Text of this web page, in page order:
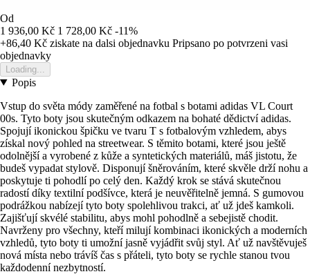
Od
1 936,00 Kč 1 728,00 Kč -11%
+86,40 Kč ziskate na dalsi objednavku Pripsano po potvrzeni vasi
objednavky
Loading...
Popis
Vstup do světa módy zaměřené na fotbal s botami adidas VL Court
00s. Tyto boty jsou skutečným odkazem na bohaté dědictví adidas.
Spojují ikonickou špičku ve tvaru T s fotbalovým vzhledem, abys
získal nový pohled na streetwear. S těmito botami, které jsou ještě
odolnější a vyrobené z kůže a syntetických materiálů, máš jistotu, že
budeš vypadat stylově. Disponují šněrováním, které skvěle drží nohu a
poskytuje ti pohodlí po celý den. Každý krok se stává skutečnou
radostí díky textilní podšívce, která je neuvěřitelně jemná. S gumovou
podrážkou nabízejí tyto boty spolehlivou trakci, ať už jdeš kamkoli.
Zajišťují skvélé stabilitu, abys mohl pohodlně a sebejistě chodit.
Navrženy pro všechny, kteří milují kombinaci ikonických a moderních
vzhledů, tyto boty ti umožní jasně vyjádřit svůj styl. Ať už navštěvuješ
nová místa nebo trávíš čas s přáteli, tyto boty se rychle stanou tvou
každodenní nezbytností.